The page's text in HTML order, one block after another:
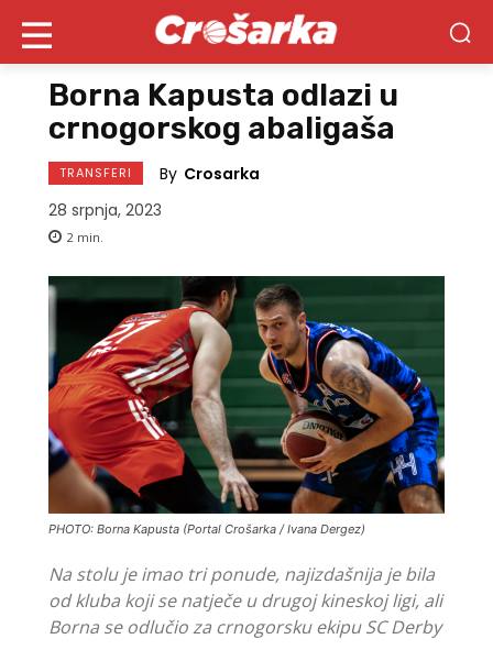
Borna Kapusta odlazi u
crnogorskog abaligaša
TRANSFERI By Crosarka
28 srpnja, 2023
2 min.
PHOTO: Borna Kapusta (Portal Crošarka / Ivana Dergez)
Na stolu je imao tri ponude, najizdašnija je bila
od kluba koji se natječe u drugoj kineskoj ligi, ali
Borna se odlučio za crnogorsku ekipu SC Derby